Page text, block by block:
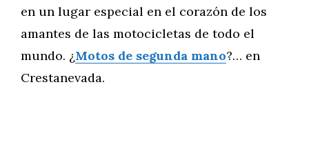
en un lugar especial en el corazón de los
amantes de las motocicletas de todo el
mundo. ¿Motos de segunda mano?… en
Crestanevada.